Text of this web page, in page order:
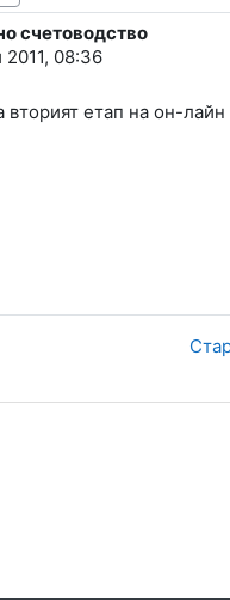
счетоводство
2011, 08:36
вторият етап на он-